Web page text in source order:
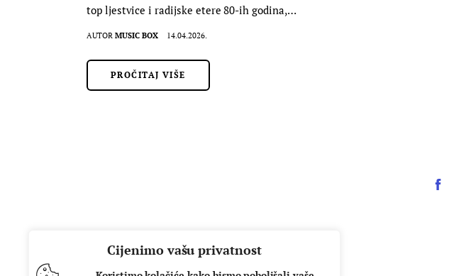
Cijenimo vašu privatnost
top ljestvice i radijske etere 80-ih godina,…
AUTOR MUSIC BOX 14.04.2026.
PROČITAJ VIŠE